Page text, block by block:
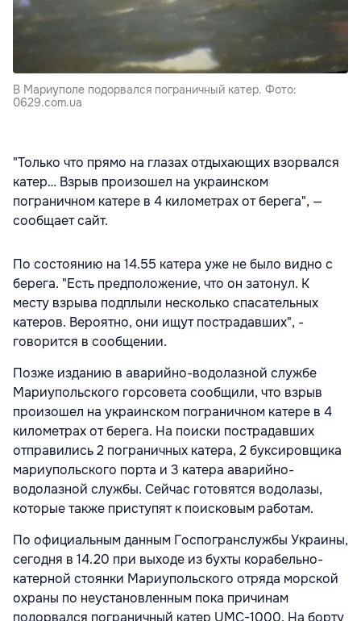
В Мариуполе подорвался пограничный катер. Фото:
0629.com.ua
"Только что прямо на глазах отдыхающих взорвался
катер… Взрыв произошел на украинском
пограничном катере в 4 километрах от берега", —
сообщает сайт.
По состоянию на 14.55 катера уже не было видно с
берега. "Есть предположение, что он затонул. К
месту взрыва подплыли несколько спасательных
катеров. Вероятно, они ищут пострадавших", -
говорится в сообщении.
Позже изданию в аварийно-водолазной службе
Мариупольского горсовета сообщили, что взрыв
произошел на украинском пограничном катере в 4
километрах от берега. На поиски пострадавших
отправились 2 пограничных катера, 2 буксировщика
мариупольского порта и 3 катера аварийно-
водолазной службы. Сейчас готовятся водолазы,
которые также приступят к поисковым работам.
По официальным данным Госпогранслужбы Украины,
сегодня в 14.20 при выходе из бухты корабельно-
катерной стоянки Мариупольского отряда морской
охраны по неустановленным пока причинам
подорвался пограничный катер UMC-1000. На борту